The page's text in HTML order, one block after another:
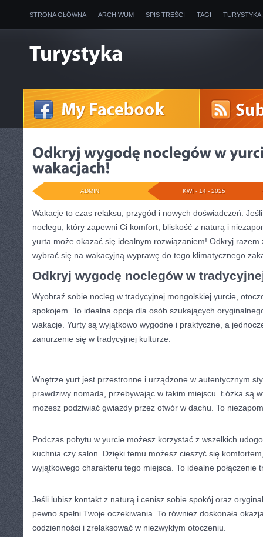
STRONA GŁÓWNA ARCHIWUM SPIS TREŚCI TAGI
KWI - 14 - 2025
ADMIN
Wakacje⁣ to⁢ czas relaksu, przygód i nowych doświadczeń.⁤
noclegu, który zapewni Ci komfort, bliskość z ⁣naturą i
yurta⁤ może okazać się idealnym ⁤rozwiązaniem! Odkryj
wybrać się ‍na wakacyjną wyprawę do tego‌ klimatycznego
Odkryj wygodę noclegów w
Wyobraź‍ sobie nocleg w tradycyjnej ​mongolskiej yurcie,
spokojem. To⁣ idealna ‍opcja dla osób szukających
wakacje. Yurty są⁣ wyjątkowo ⁢wygodne i praktyczne, a
⁤zanurzenie ⁣się w tradycyjnej kulturze.
Wnętrze ​yurt⁤ jest przestronne⁢ i urządzone w autentycznym
prawdziwy nomada,⁣ przebywając w takim ‍miejscu.⁢ Łóżka są
możesz podziwiać ‍gwiazdy przez otwór w dachu. To
Podczas ⁤pobytu w⁢ yurcie możesz korzystać z wszelkich
kuchnia czy salon. Dzięki temu⁣ możesz cieszyć się
wyjątkowego charakteru tego miejsca. To​ idealne połączenie
Jeśli ⁤lubisz kontakt ​z naturą i ⁢cenisz sobie ‌spokój oraz
⁣pewno spełni⁤ Twoje⁣ oczekiwania. ⁢To‍ również doskonała
codzienności i zrelaksować ⁣w ⁢niezwykłym otoczeniu.